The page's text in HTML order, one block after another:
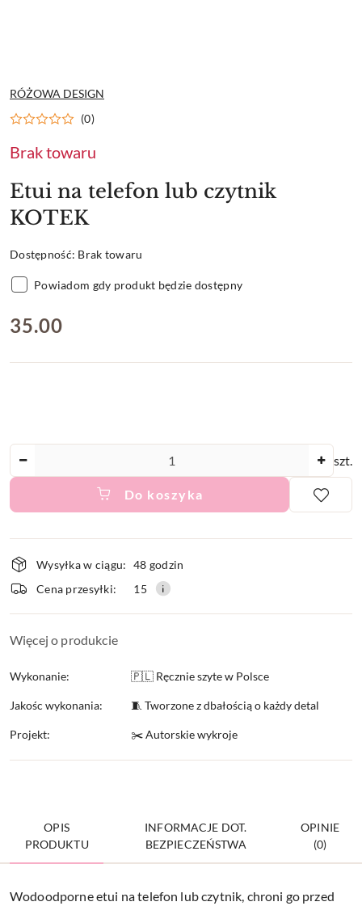
NAZWA
PRODUCENTA:
RÓŻOWA DESIGN
(0)
Brak towaru
Etui na telefon lub czytnik
KOTEK
Dostępność: Brak towaru
Powiadom gdy produkt będzie dostępny
cena:
35.00
szt.
Do koszyka
i
dostawa
Wysyłka w ciągu: 48 godzin
Cena przesyłki:
15
Więcej o produkcie
Wykonanie: 🇵🇱 Ręcznie szyte w Polsce
Jakośc wykonania: 🧵 Tworzone z dbałością o każdy detal
Projekt: ✂️ Autorskie wykroje
OPIS
PRODUKTU
INFORMACJE DOT.
BEZPIECZEŃSTWA
OPINIE
(0)
Wodoodporne etui na telefon lub czytnik, chroni go przed